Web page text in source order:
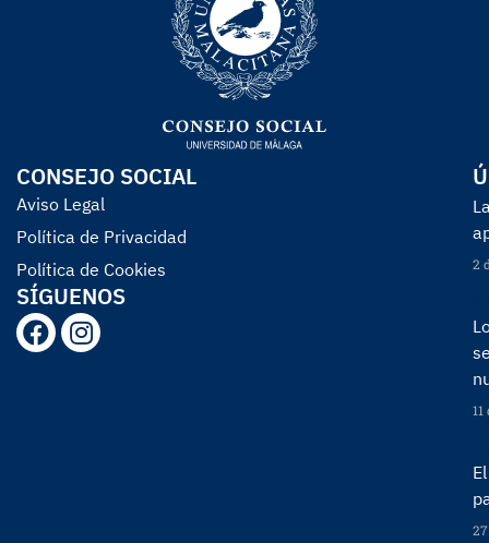
CONSEJO SOCIAL
Aviso Legal
Política de Privacidad
Política de Cookies
SÍGUENOS
2